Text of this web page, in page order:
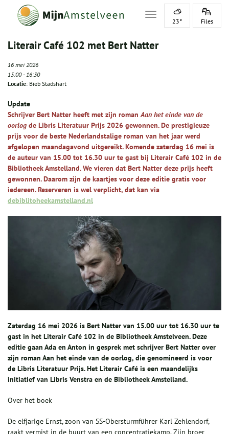
Toggle navigation
23° Files
Literair Café 102 met Bert Natter
16 mei 2026
15:00-16:30
Locatie: Bieb Stadshart
Update
Schrijver Bert Natter heeft met zijn romanAan het einde van de
oorlog de Libris Literatuur Prijs 2026 gewonnen. De prestigieuze
prijs voor de beste Nederlandstalige roman van het jaar werd
afgelopen maandagavond uitgereikt. Komende zaterdag 16 mei is
de auteur van 15.00 tot 16.30 uur te gast bij Literair Café 102 in de
Bibliotheek Amstelland. We vieren dat Bert Natter deze prijs heeft
gewonnen. Daarom zijn de kaartjes voor deze editie gratis voor
iedereen. Reserveren is wel verplicht, dat kan via
debiblitoheekamstelland.nl
Zaterdag 16 mei 2026 is Bert Natter van 15.00 uur tot 16.30 uur te
gast in het Literair Café 102 in de Bibliotheek Amstelveen. Deze
editie gaan Ada en Anton in gesprek met schrijver Bert Natter over
zijn roman Aan het einde van de oorlog, die genomineerd is voor
de Libris Literatuur Prijs. Het Literair Café is een maandelijks
initiatief van Libris Venstra en de Bibliotheek Amstelland.
Over het boek
De elfjarige Ernst, zoon van SS-Obersturmführer Karl Zehlendorf,
raakt vermist in de buurt van een concentratiekamp. Zijn broer